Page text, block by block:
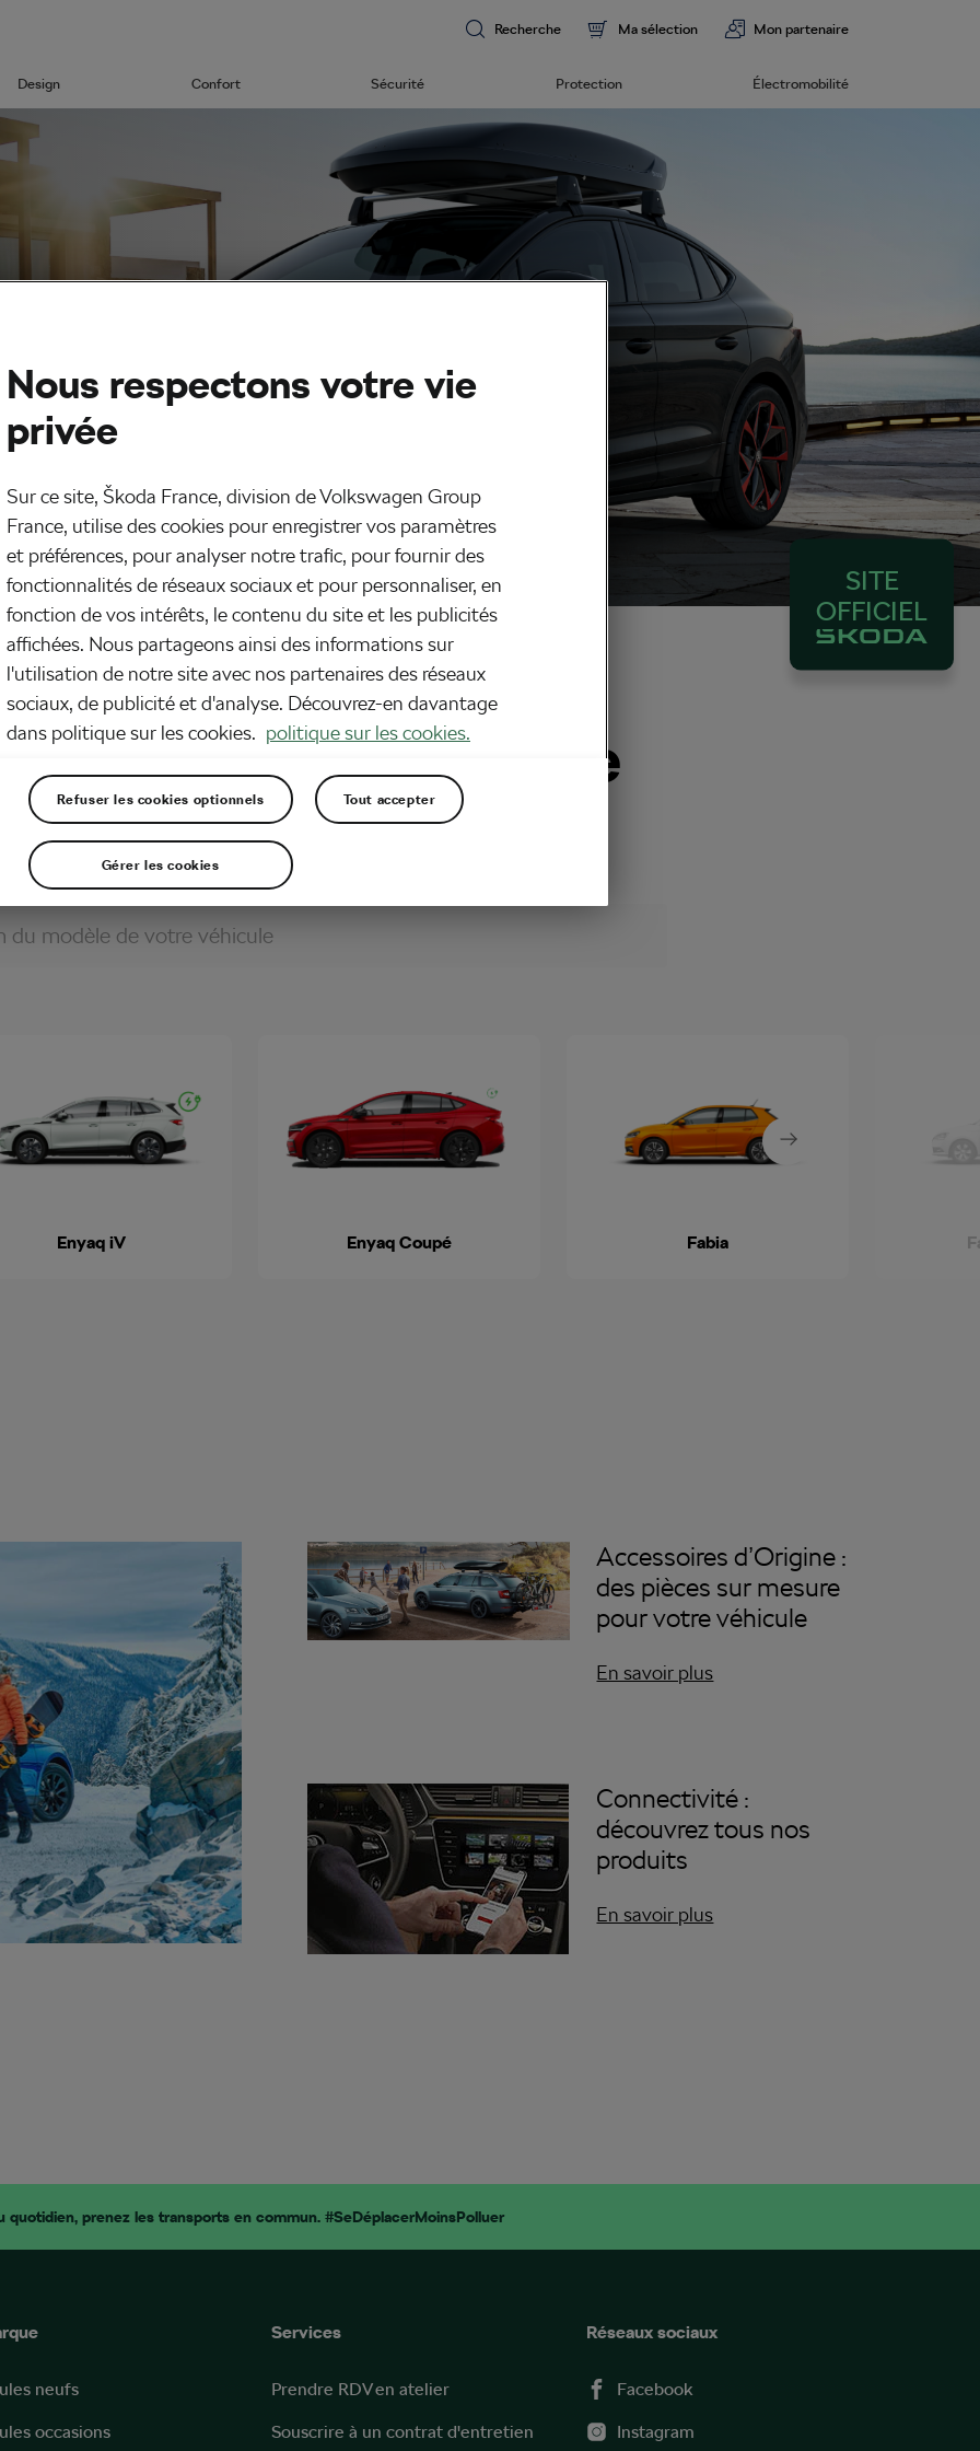
Recherche Ma sélection Mon partenaire
Design Confort Sécurité Protection Électromobilité
SITE
OFFICIEL
votre modèle
Les modèles de véhicules Škoda disponibles.
Enyaq iV Enyaq Coupé Fabia
Accessoires d’Origine :
des pièces sur mesure
pour votre véhicule
En savoir plus
Connectivité :
découvrez tous nos
produits
En savoir plus
quotidien, prenez les transports en commun. #SeDéplacerMoinsPolluer
neufs
occasions
Services
Prendre RDV en atelier
Souscrire à un contrat d'entretien
Réseaux sociaux
Facebook
Instagram
Nous respectons votre vie
privée
Sur ce site, Škoda France, division de Volkswagen Group
France, utilise des cookies pour enregistrer vos paramètres
et préférences, pour analyser notre trafic, pour fournir des
fonctionnalités de réseaux sociaux et pour personnaliser, en
fonction de vos intérêts, le contenu du site et les publicités
affichées. Nous partageons ainsi des informations sur
l'utilisation de notre site avec nos partenaires des réseaux
sociaux, de publicité et d'analyse. Découvrez-en davantage
dans politique sur les cookies. politique sur les cookies.
Refuser les cookies optionnels Tout accepter
Gérer les cookies